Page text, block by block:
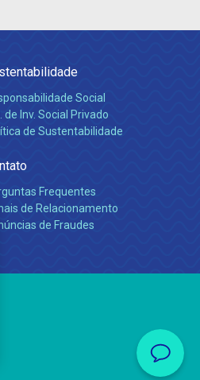
Social
de Inv. Social Privado
de Sustentabilidade
Frequentes
de Relacionamento
de Fraudes